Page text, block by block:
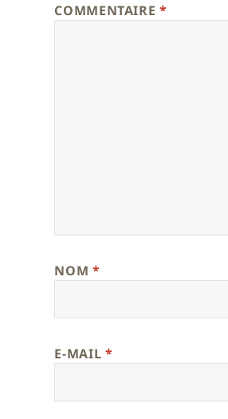
COMMENTAIRE*
NOM *
E-MAIL *